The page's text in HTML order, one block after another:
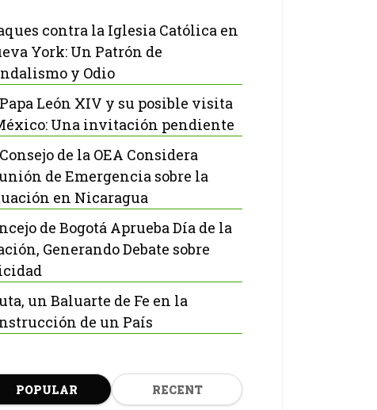
contra la Iglesia Católica en
York: Un Patrón de
y Odio
León XIV y su posible visita
Una invitación pendiente
de la OEA Considera
de Emergencia sobre la
en Nicaragua
de Bogotá Aprueba Día de la
Generando Debate sobre
un Baluarte de Fe en la
de un País
POPULAR RECENT